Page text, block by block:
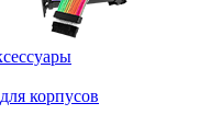
корпусов